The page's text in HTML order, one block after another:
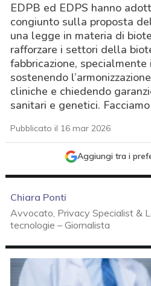
EDPB ed EDPS hanno
congiunto sulla proposta
una legge in materia di
rafforzare i settori della
fabbricazione,
sostenendo
cliniche e chiedendo
sanitari e genetici.
Pubblicato il 16 mar 2026
Aggiungi tra i
Chiara Ponti
Avvocato, Privacy Specialist &
tecnologie – Giornalista